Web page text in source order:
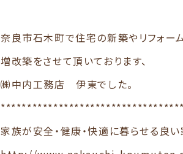
奈良市石木町で住宅の新築やリフォーム
増改築をさせて頂いております、
㈱中内工務店 伊東でした。
家族が安全・健康・快適に暮らせる良い